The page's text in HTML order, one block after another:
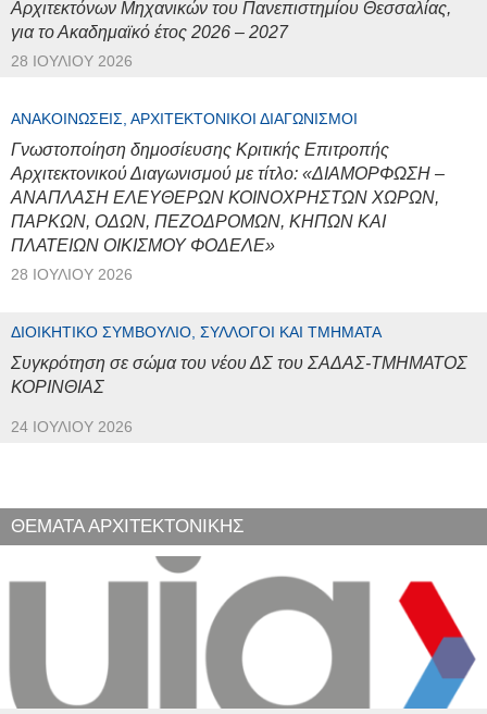
Αρχιτεκτόνων Μηχανικών του Πανεπιστημίου Θεσσαλίας,
για το Ακαδημαϊκό έτος 2026 – 2027
28 ΙΟΥΛΊΟΥ 2026
ΑΝΑΚΟΙΝΏΣΕΙΣ, ΑΡΧΙΤΕΚΤΟΝΙΚΟΊ ΔΙΑΓΩΝΙΣΜΟΊ
Γνωστοποίηση δημοσίευσης Κριτικής Επιτροπής
Αρχιτεκτονικού Διαγωνισμού με τίτλο: «ΔΙΑΜΟΡΦΩΣΗ –
ΑΝΑΠΛΑΣΗ ΕΛΕΥΘΕΡΩΝ ΚΟΙΝΟΧΡΗΣΤΩΝ ΧΩΡΩΝ,
ΠΑΡΚΩΝ, ΟΔΩΝ, ΠΕΖΟΔΡΟΜΩΝ, ΚΗΠΩΝ ΚΑΙ
ΠΛΑΤΕΙΩΝ ΟΙΚΙΣΜΟΥ ΦΟΔΕΛΕ»
28 ΙΟΥΛΊΟΥ 2026
ΔΙΟΙΚΗΤΙΚΌ ΣΥΜΒΟΎΛΙΟ, ΣΎΛΛΟΓΟΙ ΚΑΙ ΤΜΉΜΑΤΑ
Συγκρότηση σε σώμα του νέου ΔΣ του ΣΑΔΑΣ-ΤΜΗΜΑΤΟΣ
ΚΟΡΙΝΘΙΑΣ
24 ΙΟΥΛΊΟΥ 2026
ΘΕΜΑΤΑ ΑΡΧΙΤΕΚΤΟΝΙΚΗΣ